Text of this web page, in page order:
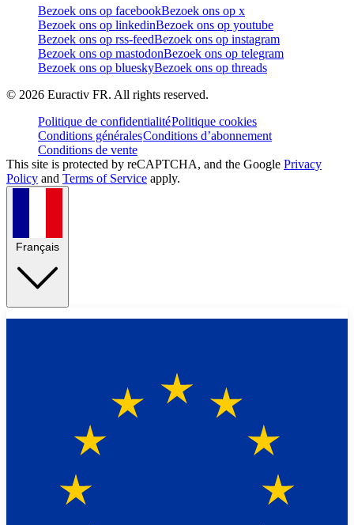
Bezoek ons op facebookBezoek ons op x
Bezoek ons op linkedinBezoek ons op youtube
Bezoek ons op rss-feedBezoek ons op instagram
Bezoek ons op mastodonBezoek ons op telegram
Bezoek ons op blueskyBezoek ons op threads
© 2026 Euractiv FR. All rights reserved.
Politique de confidentialitéPolitique cookies
Conditions généralesConditions d’abonnement
Conditions de vente
This site is protected by reCAPTCHA, and the Google Privacy
Policy and Terms of Service apply.
Français